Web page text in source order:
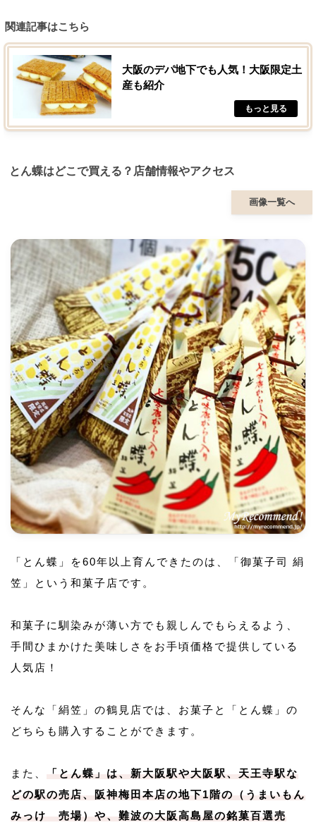
関連記事はこちら
大阪のデパ地下でも人気！大阪限定土
産も紹介
とん蝶はどこで買える？店舗情報やアクセス
画像一覧へ
「とん蝶」を60年以上育んできたのは、「御菓子司 絹
笠」という和菓子店です。
和菓子に馴染みが薄い方でも親しんでもらえるよう、
手間ひまかけた美味しさをお手頃価格で提供している
人気店！
そんな「絹笠」の鶴見店では、お菓子と「とん蝶」の
どちらも購入することができます。
また、
「とん蝶」は、新大阪駅や大阪駅、天王寺駅な
どの駅の売店、阪神梅田本店の地下1階の（うまいもん
みっけ 売場）や、難波の大阪高島屋の銘菓百選売